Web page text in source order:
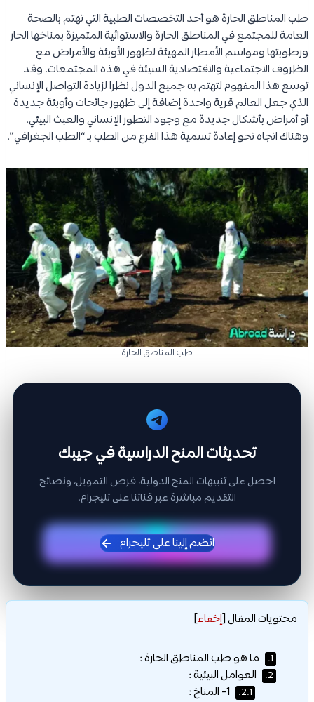
طب المناطق الحارة هو أحد التخصصات الطبية التي تهتم بالصحة
العامة للمجتمع في المناطق الحارة والاستوائية المتميزة بمناخها الحار
ورطوبتها ومواسم الأمطار المهيئة لظهور الأوبئة والأمراض مع
الظروف الاجتماعية والاقتصادية السيئة في هذه المجتمعات. وقد
توسع هذا المفهوم لتهتم به جميع الدول نظرا لزيادة التواصل الإنساني
الذي جعل العالم قرية واحدة إضافة إلى ظهور جائحات وأوبئة جديدة
أو أمراض بأشكال جديدة مع وجود التطور الإنساني والعبث البيئي.
وهناك اتجاه نحو إعادة تسمية هذا الفرع من الطب بـ “الطب الجغرافي”.
طب المناطق الحارة
تحديثات المنح الدراسية في جيبك
احصل على تنبيهات المنح الدولية، فرص التمويل، ونصائح
التقديم مباشرة عبر قناتنا على تليجرام.
انضم إلينا على تليجرام
محتويات المقال[إخفاء]
1. ما هو طب المناطق الحارة :
2. العوامل البيئية :
2.1.